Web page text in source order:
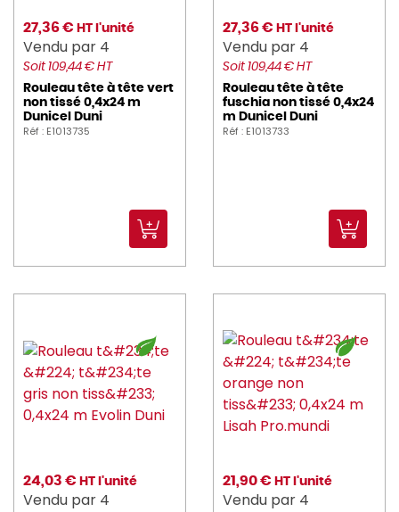
27,36 € HT l'unité
Vendu par 4
Soit 109,44 € HT
Rouleau tête à tête vert
non tissé 0,4x24 m
Dunicel Duni
Réf : E1013735
27,36 € HT l'unité
Vendu par 4
Soit 109,44 € HT
Rouleau tête à tête
fuschia non tissé 0,4x24
m Dunicel Duni
Réf : E1013733
24,03 € HT l'unité
Vendu par 4
21,90 € HT l'unité
Vendu par 4